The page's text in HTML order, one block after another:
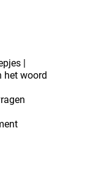
|
het woord